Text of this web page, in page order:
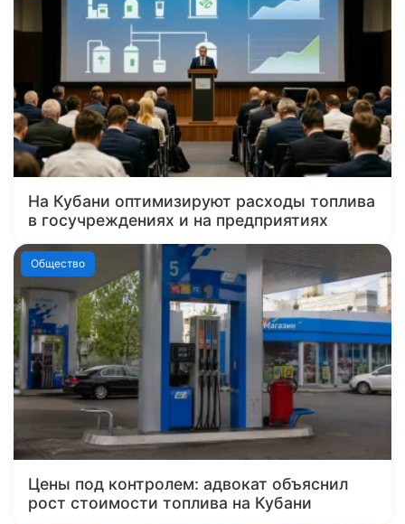
На Кубани оптимизируют расходы топлива
в госучреждениях и на предприятиях
Общество
Цены под контролем: адвокат объяснил
рост стоимости топлива на Кубани